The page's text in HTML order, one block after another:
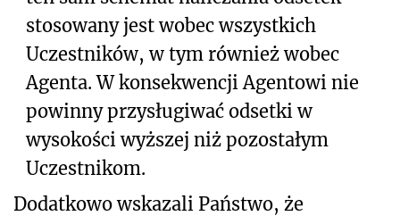
stosowany jest wobec wszystkich
Uczestników, w tym również wobec
Agenta. W konsekwencji Agentowi nie
powinny przysługiwać odsetki w
wysokości wyższej niż pozostałym
Uczestnikom.
Dodatkowo wskazali Państwo, że